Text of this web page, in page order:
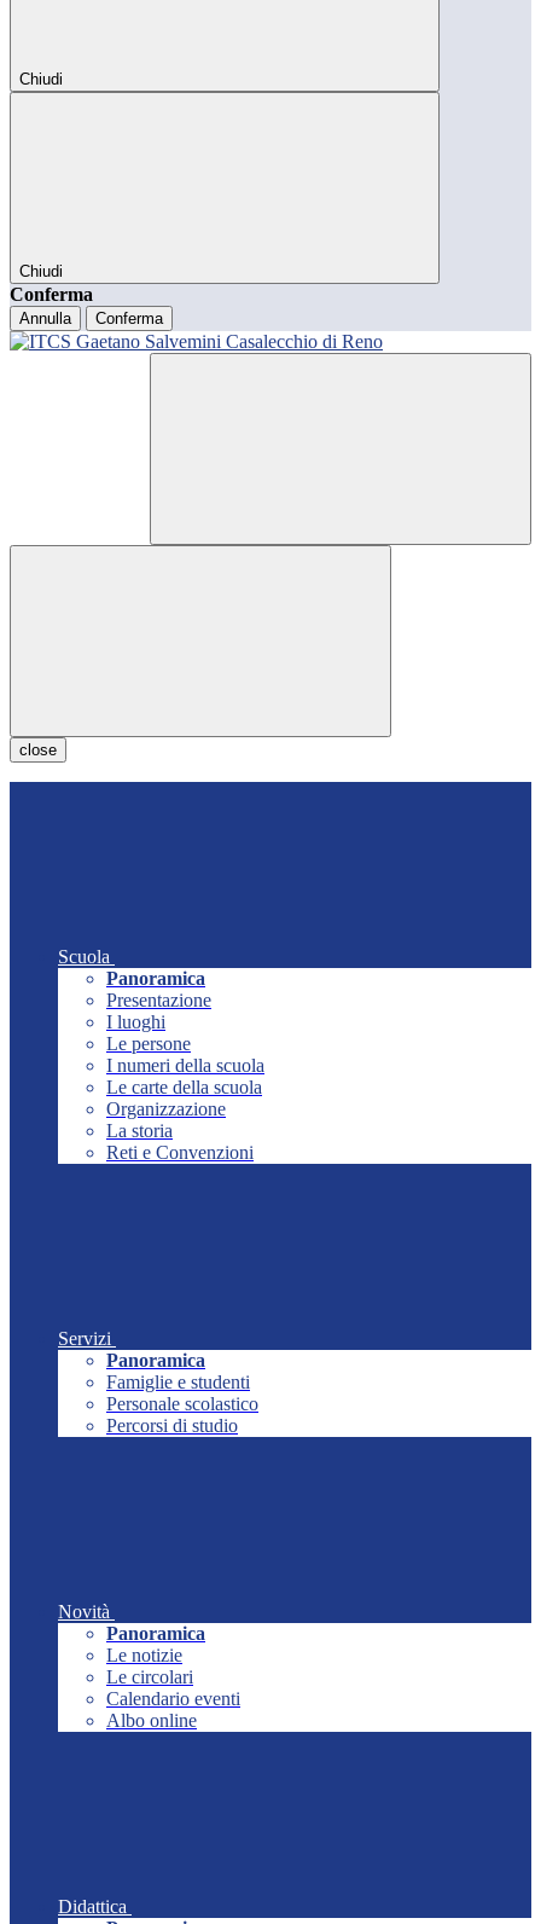
Chiudi
Chiudi
Conferma
Annulla Conferma
close
Scuola
Panoramica
Presentazione
I luoghi
Le persone
I numeri della scuola
Le carte della scuola
Organizzazione
La storia
Reti e Convenzioni
Servizi
Panoramica
Famiglie e studenti
Personale scolastico
Percorsi di studio
Novità
Panoramica
Le notizie
Le circolari
Calendario eventi
Albo online
Didattica